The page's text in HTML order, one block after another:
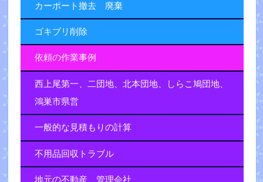
カーポート撤去 廃棄
ゴキブリ削除
依頼の作業事例
西上尾第一、二団地、北本団地、しらこ鳩団地、
鴻巣市県営
一般的な見積もりの計算
不用品回収トラブル
地元の不動産、管理会社